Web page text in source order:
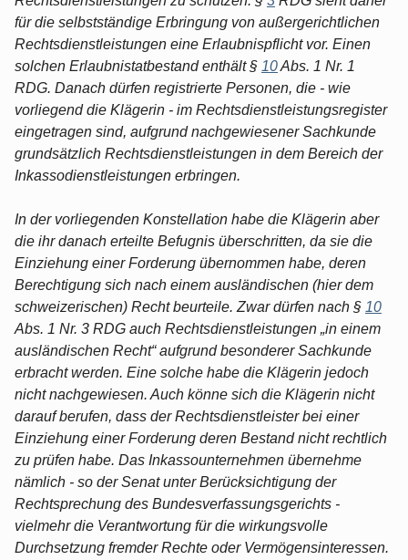
für die selbstständige Erbringung von außergerichtlichen
Rechtsdienstleistungen eine Erlaubnispflicht vor. Einen
solchen Erlaubnistatbestand enthält § 10Abs. 1 Nr. 1
RDG. Danach dürfen registrierte Personen, die - wie
vorliegend die Klägerin - im Rechtsdienstleistungsregister
eingetragen sind, aufgrund nachgewiesener Sachkunde
grundsätzlich Rechtsdienstleistungen in dem Bereich der
Inkassodienstleistungen erbringen.
In der vorliegenden Konstellation habe die Klägerin aber
die ihr danach erteilte Befugnis überschritten, da sie die
Einziehung einer Forderung übernommen habe, deren
Berechtigung sich nach einem ausländischen (hier dem
schweizerischen) Recht beurteile. Zwar dürfen nach § 10
Abs. 1 Nr. 3 RDG auch Rechtsdienstleistungen „in einem
ausländischen Recht“ aufgrund besonderer Sachkunde
erbracht werden. Eine solche habe die Klägerin jedoch
nicht nachgewiesen. Auch könne sich die Klägerin nicht
darauf berufen, dass der Rechtsdienstleister bei einer
Einziehung einer Forderung deren Bestand nicht rechtlich
zu prüfen habe. Das Inkassounternehmen übernehme
nämlich - so der Senat unter Berücksichtigung der
Rechtsprechung des Bundesverfassungsgerichts -
vielmehr die Verantwortung für die wirkungsvolle
Durchsetzung fremder Rechte oder Vermögensinteressen.